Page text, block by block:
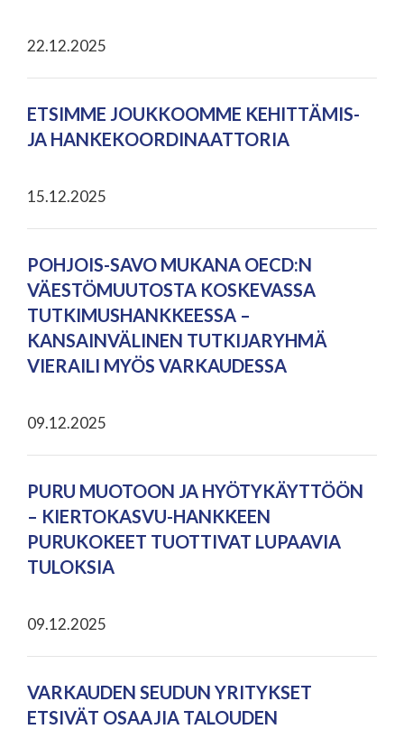
22.12.2025
ETSIMME JOUKKOOMME KEHITTÄMIS-
JA HANKEKOORDINAATTORIA
15.12.2025
POHJOIS-SAVO MUKANA OECD:N
VÄESTÖMUUTOSTA KOSKEVASSA
TUTKIMUSHANKKEESSA –
KANSAINVÄLINEN TUTKIJARYHMÄ
VIERAILI MYÖS VARKAUDESSA
09.12.2025
PURU MUOTOON JA HYÖTYKÄYTTÖÖN
– KIERTOKASVU-HANKKEEN
PURUKOKEET TUOTTIVAT LUPAAVIA
TULOKSIA
09.12.2025
VARKAUDEN SEUDUN YRITYKSET
ETSIVÄT OSAAJIA TALOUDEN